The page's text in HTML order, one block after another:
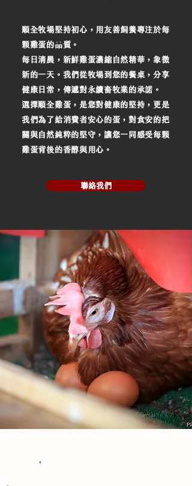
順全牧場堅持初心，用友善飼養專注於每
顆雞蛋的品質。
每日清晨，新鮮雞蛋濃縮自然精華，象徵
新的一天。我們從牧場到您的餐桌，分享
健康日常，傳遞對永續畜牧業的承諾。
選擇順全雞蛋，是您對健康的堅持，更是
我們為了給消費者安心的蛋，對食安的把
關與自然純粹的堅守，讓您一同感受每顆
雞蛋背後的香醇與用心。
聯絡我們